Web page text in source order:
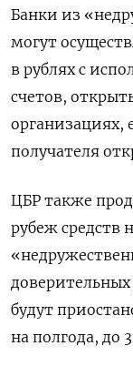
Банки из
могут
в рублях с
счетов,
организациях,
получателя
ЦБР также
рубеж средств
будут
на полгода, до